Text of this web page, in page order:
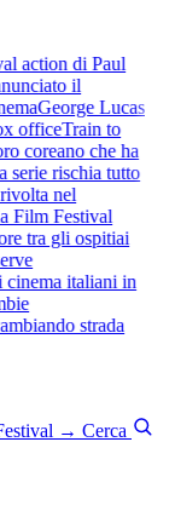
action di Paul
il
George Lucas
officeTrain to
coreano che ha
serie rischia tutto
nel
Film Festival
tra gli ospitiai
cinema italiani in
strada
→ Cerca